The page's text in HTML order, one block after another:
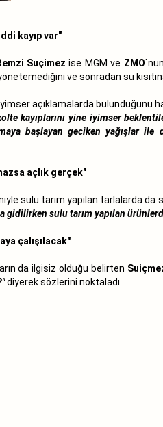
kayıp var"
Suçimez ise MGM ve ZMO
ve sonradan su
iyimser açıklamalarda bulunduğunu
kayıplarını yine iyimser
başlayan geciken yağışlar
açlık gerçek"
sulu tarım yapılan tarlalarda da
gidilirken sulu tarım yapılan
çalışılacak"
da ilgisiz olduğu belirten
diyerek sözlerini noktaladı.